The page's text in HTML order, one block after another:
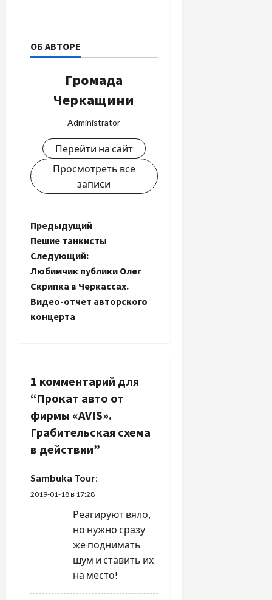
ОБ АВТОРЕ
Громада
Черкащини
Administrator
Перейти на сайт
Просмотреть все
записи
Н
а
в
и
ц
и
я
п
о
и
Предыдущий
Пешие танкисты
Следующий:
Любимчик публики Олег
Скрипка в Черкассах.
Видео-отчет авторского
концерта
1 комментарий для
“Прокат авто от
фирмы «AVIS».
Грабительская схема
в действии”
Sambuka Tour:
2019-01-18 в 17:28
Реагируют вяло,
но нужно сразу
же поднимать
шум и ставить их
на место!